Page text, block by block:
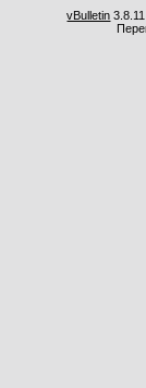
vBulletin